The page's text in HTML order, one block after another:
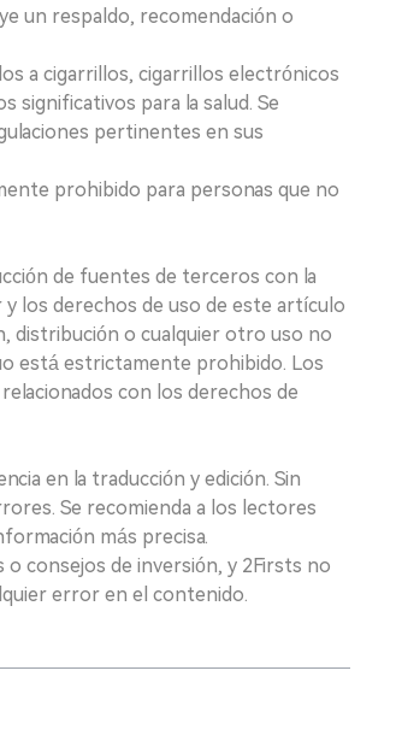
un respaldo, recomendación o
a cigarrillos, cigarrillos electrónicos
significativos para la salud. Se
pertinentes en sus
prohibido para personas que no
de fuentes de terceros con la
los derechos de uso de este artículo
distribución o cualquier otro uso no
está estrictamente prohibido. Los
con los derechos de
en la traducción y edición. Sin
Se recomienda a los lectores
más precisa.
consejos de inversión, y 2Firsts no
error en el contenido.